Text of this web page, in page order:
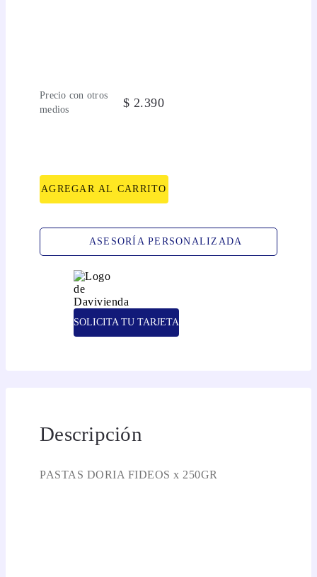
Precio con otros
medios
$ 2.390
AGREGAR AL CARRITO
ASESORÍA PERSONALIZADA
SOLICITA TU TARJETA
Descripción
PASTAS DORIA FIDEOS x 250GR